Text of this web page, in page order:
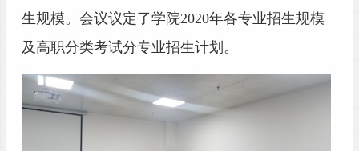
生规模。 会议议定了学院2020年各专业招生规模
及高职分类考试分专业招生计划。